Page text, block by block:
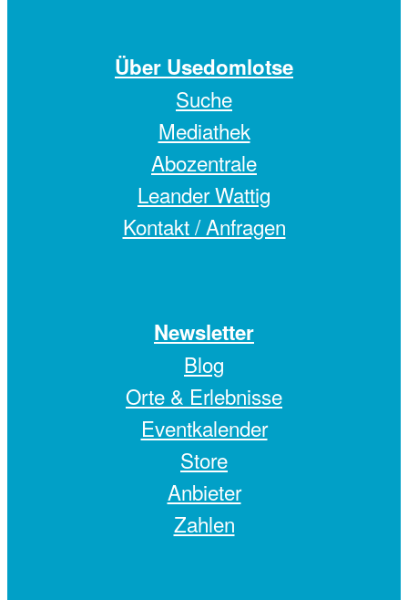
Über Usedomlotse
Suche
Mediathek
Abozentrale
Leander Wattig
Kontakt / Anfragen
Newsletter
Blog
Orte & Erlebnisse
Eventkalender
Store
Anbieter
Zahlen